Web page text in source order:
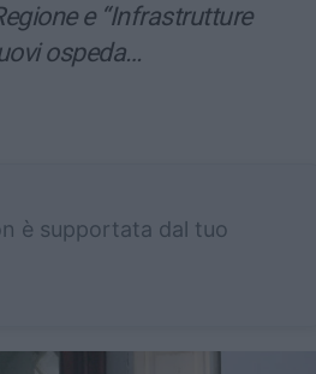
e “Infrastrutture
ospeda…
è supportata dal tuo